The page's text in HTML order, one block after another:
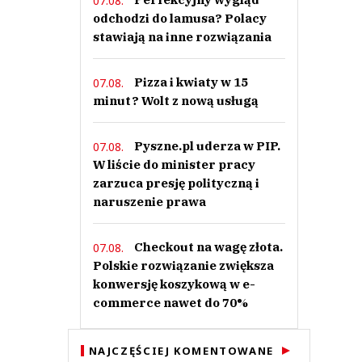
odchodzi do lamusa? Polacy
stawiają na inne rozwiązania
07.08.
Pizza i kwiaty w 15
minut? Wolt z nową usługą
07.08.
Pyszne.pl uderza w PIP.
W liście do minister pracy
zarzuca presję polityczną i
naruszenie prawa
07.08.
Checkout na wagę złota.
Polskie rozwiązanie zwiększa
konwersję koszykową w e-
commerce nawet do 70%
NAJCZĘŚCIEJ KOMENTOWANE